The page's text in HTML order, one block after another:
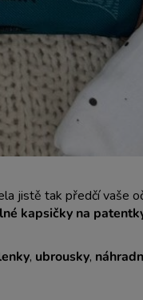
jistě tak předčí vaše
kapsičky na
, ubrousky,